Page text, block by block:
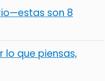
son 8
lo que piensas,